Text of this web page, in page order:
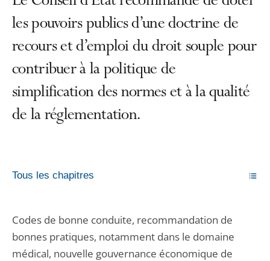
les pouvoirs publics d’une doctrine de
recours et d’emploi du droit souple pour
contribuer à la politique de
simplification des normes et à la qualité
de la réglementation.
Tous les chapitres
Codes de bonne conduite, recommandation de
bonnes pratiques, notamment dans le domaine
médical, nouvelle gouvernance économique de